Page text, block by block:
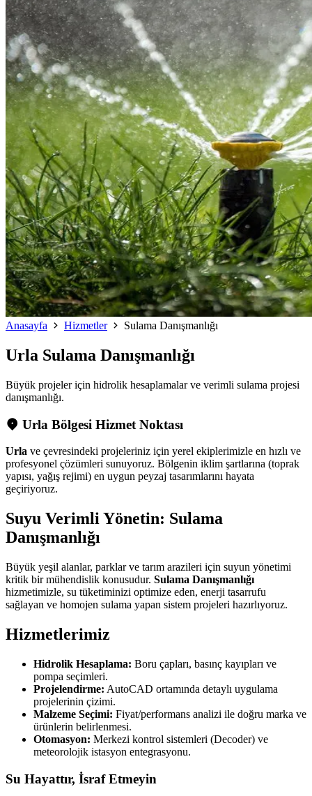
Anasayfa Hizmetler Sulama Danışmanlığı
Urla Sulama Danışmanlığı
Büyük projeler için hidrolik hesaplamalar ve verimli sulama projesi
danışmanlığı.
Urla Bölgesi Hizmet Noktası
Urla ve çevresindeki projeleriniz için yerel ekiplerimizle en hızlı ve
profesyonel çözümleri sunuyoruz. Bölgenin iklim şartlarına (toprak
yapısı, yağış rejimi) en uygun peyzaj tasarımlarını hayata
geçiriyoruz.
Suyu Verimli Yönetin: Sulama
Danışmanlığı
Büyük yeşil alanlar, parklar ve tarım arazileri için suyun yönetimi
kritik bir mühendislik konusudur. Sulama Danışmanlığı
hizmetimizle, su tüketiminizi optimize eden, enerji tasarrufu
sağlayan ve homojen sulama yapan sistem projeleri hazırlıyoruz.
Hizmetlerimiz
Hidrolik Hesaplama: Boru çapları, basınç kayıpları ve
pompa seçimleri.
Projelendirme: AutoCAD ortamında detaylı uygulama
projelerinin çizimi.
Malzeme Seçimi: Fiyat/performans analizi ile doğru marka ve
ürünlerin belirlenmesi.
Otomasyon: Merkezi kontrol sistemleri (Decoder) ve
meteorolojik istasyon entegrasyonu.
Su Hayattır, İsraf Etmeyin